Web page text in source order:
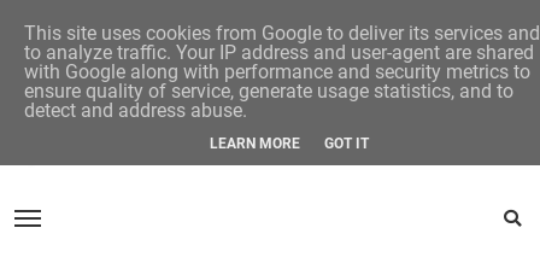
This site uses cookies from Google to deliver its services and
to analyze traffic. Your IP address and user-agent are shared
with Google along with performance and security metrics to
ensure quality of service, generate usage statistics, and to
detect and address abuse.
LEARN MORE GOT IT